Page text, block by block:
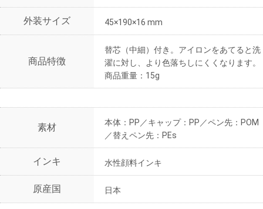
外装サイズ 45×190×16 mm
商品特徴
替芯（中細）付き。アイロンをあてると洗
濯に対し、より色落ちしにくくなります。
商品重量：15g
素材
本体：PP／キャップ：PP／ペン先：POM
／替えペン先：PEs
インキ 水性顔料インキ
原産国 日本